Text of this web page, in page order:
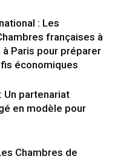
: Les
françaises à
à Paris pour préparer
économiques
Un partenariat
en modèle pour
Chambres de